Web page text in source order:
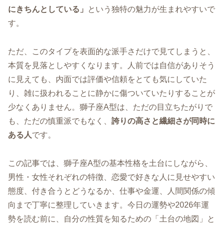
にきちんとしている」
という独特の魅力が生まれやすいで
す。
ただ、このタイプを表面的な派手さだけで見てしまうと、
本質を見落としやすくなります。人前では自信がありそう
に見えても、内面では評価や信頼をとても気にしていた
り、雑に扱われることに静かに傷ついていたりすることが
少なくありません。獅子座A型は、ただの目立ちたがりで
も、ただの慎重派でもなく、 誇りの高さと繊細さが同時に
ある人です。
この記事では、獅子座A型の基本性格を土台にしながら、
男性・女性それぞれの特徴、恋愛で好きな人に見せやすい
態度、付き合うとどうなるか、仕事や金運、人間関係の傾
向まで丁寧に整理していきます。今日の運勢や2026年運
勢を読む前に、自分の性質を知るための「土台の地図」と